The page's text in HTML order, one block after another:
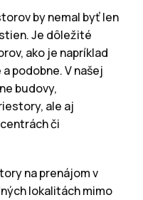
by nemal byť len
Je dôležité
ako je napríklad
podobne. V našej
budovy,
ale aj
či
na prenájom v
lokalitách mimo